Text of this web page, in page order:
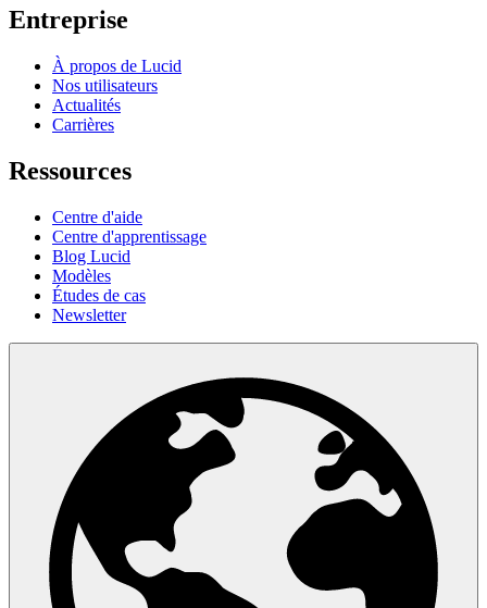
Entreprise
À propos de Lucid
Nos utilisateurs
Actualités
Carrières
Ressources
Centre d'aide
Centre d'apprentissage
Blog Lucid
Modèles
Études de cas
Newsletter